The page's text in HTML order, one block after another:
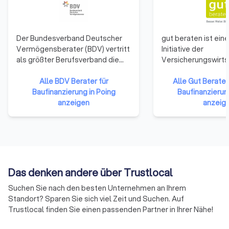
Der Bundesverband Deutscher
Vermögensberater (BDV) vertritt
als größter Berufsverband die
Vermögensberater. Mit mehr als
40 Jahren Erfahrung in
Vermögensaufbau und
auf europäischer Ebene, wenn es
um die Rahmenbedingungen der
Finanzberatung geht.
Alle BDV Berater für
Baufinanzierung in Poing
anzeigen
gut beraten ist
Initiative der
Branche
Regelmäßige
vertrieblich
Danach sollten
regelmäßig in
Alle Gut Berate
Das denken andere über Trustlocal
Suchen Sie nach den besten Unternehmen an Ihrem
Standort? Sparen Sie sich viel Zeit und Suchen. Auf
Trustlocal finden Sie einen passenden Partner in Ihrer Nähe!